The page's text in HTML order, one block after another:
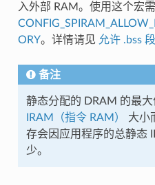
入外部 RAM。使用这个宏
ORY。详情请见 允许 .bss
备注
静态分配的 DRAM 的最
IRAM（指令 RAM）
大小
存会因应用程序的总静态
少。